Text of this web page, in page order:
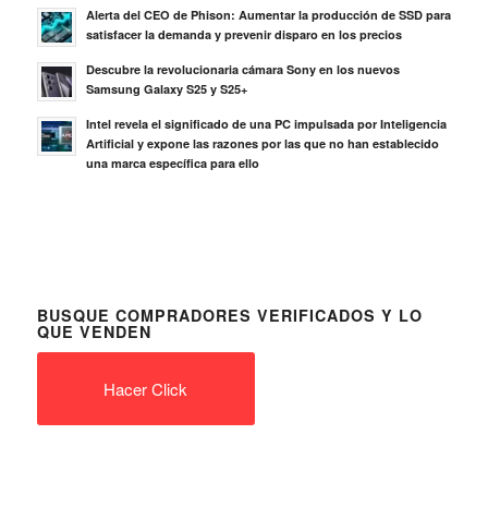
Alerta del CEO de Phison: Aumentar la producción de SSD para
satisfacer la demanda y prevenir disparo en los precios
Descubre la revolucionaria cámara Sony en los nuevos
Samsung Galaxy S25 y S25+
Intel revela el significado de una PC impulsada por Inteligencia
Artificial y expone las razones por las que no han establecido
una marca específica para ello
BUSQUE COMPRADORES VERIFICADOS Y LO
QUE VENDEN
Hacer Click